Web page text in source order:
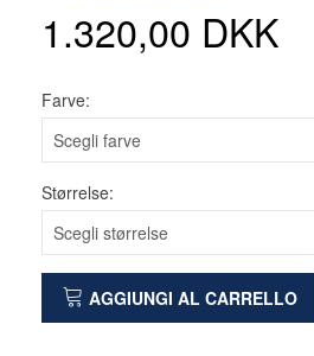
1.320,00 DKK
Farve:
Størrelse:
AGGIUNGI AL CARRELLO